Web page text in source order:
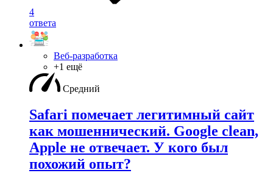
4
ответа
Веб-разработка
+1 ещё
Средний
Safari помечает легитимный сайт
как мошеннический. Google clean,
Apple не отвечает. У кого был
похожий опыт?